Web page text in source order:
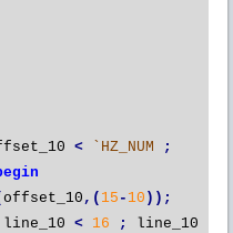
< `HZ_NUM
;
offset_10 ,( 15 - 10 ));
line_10 < 16 ;
line_10